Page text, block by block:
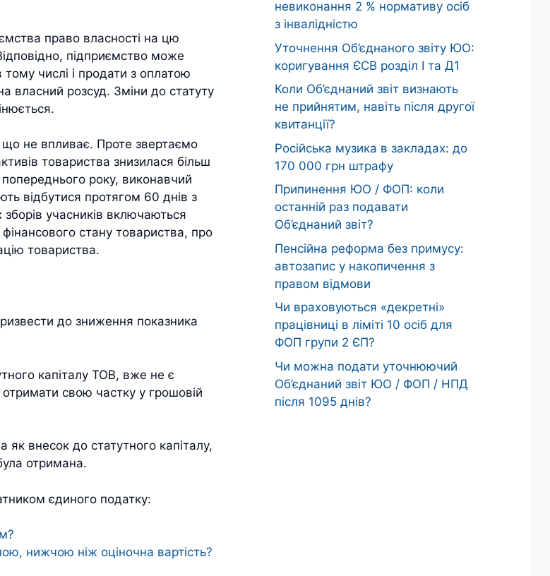
право власності на цю
підприємство може
числі і продати з оплатою
власний розсуд. Зміни до статуту
не впливає. Проте звертаємо
товариства знизилася більш
року, виконавчий
відбутися протягом 60 днів з
учасників включаються
стану товариства, про
товариства.
до зниження показника
капіталу ТОВ, вже не є
свою частку у грошовій
внесок до статутного капіталу,
отримана.
єдиного податку:
нижчою ніж оціночна вартість?
невиконання 2 % нормативу осіб
з інвалідністю
Уточнення Об’єднаного звіту ЮО:
коригування ЄСВ розділ І та Д1
Коли Об’єднаний звіт визнають
не прийнятим, навіть після другої
квитанції?
Російська музика в закладах: до
170 000 грн штрафу
Припинення ЮО / ФОП: коли
останній раз подавати
Об’єднаний звіт?
Пенсійна реформа без примусу:
автозапис у накопичення з
правом відмови
Чи враховуються «декретні»
працівниці в ліміті 10 осіб для
ФОП групи 2 ЄП?
Чи можна подати уточнюючий
Об’єднаний звіт ЮО / ФОП / НПД
після 1095 днів?